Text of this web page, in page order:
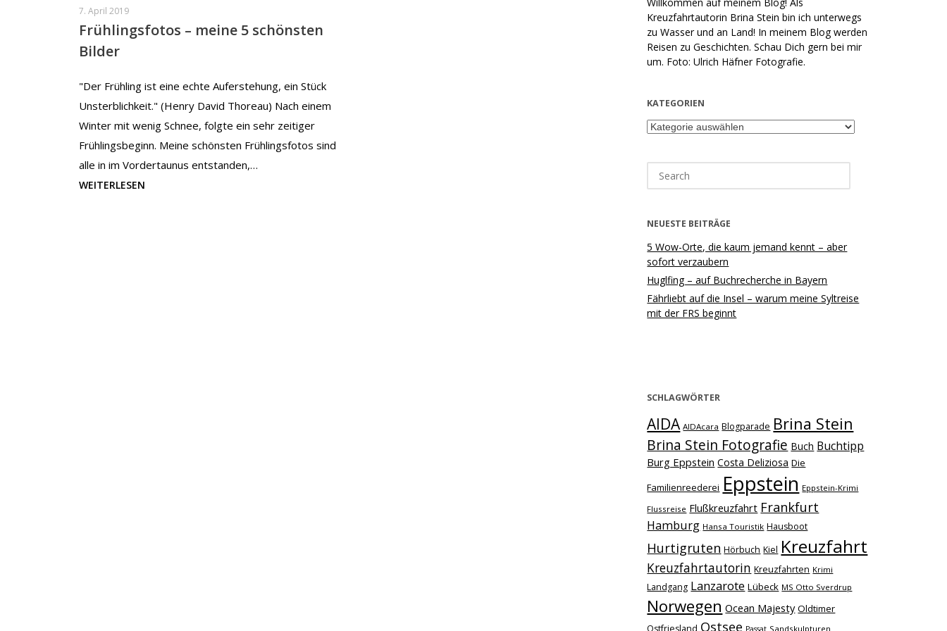
7. April 2019
Frühlingsfotos – meine 5 schönsten
Bilder
"Der Frühling ist eine echte Auferstehung, ein Stück
Unsterblichkeit." (Henry David Thoreau) Nach einem
Winter mit wenig Schnee, folgte ein sehr zeitiger
Frühlingsbeginn. Meine schönsten Frühlingsfotos sind
alle in im Vordertaunus entstanden,…
WEITERLESEN
Willkommen auf meinem Blog! Als
Kreuzfahrtautorin Brina Stein bin ich unterwegs
zu Wasser und an Land! In meinem Blog werden
Reisen zu Geschichten. Schau Dich gern bei mir
um. Foto: Ulrich Häfner Fotografie.
KATEGORIEN
Kategorien
for:
NEUESTE BEITRÄGE
5 Wow-Orte, die kaum jemand kennt – aber
sofort verzaubern
Huglfing – auf Buchrecherche in Bayern
Fährliebt auf die Insel – warum meine Syltreise
mit der FRS beginnt
SCHLAGWÖRTER
AIDA AIDAcara Blogparade Brina Stein
Brina Stein Fotografie Buch Buchtipp
Burg Eppstein Costa Deliziosa Die
Familienreederei Eppstein Eppstein-Krimi
Flussreise Flußkreuzfahrt Frankfurt
Hamburg Hansa Touristik Hausboot
Hurtigruten Hörbuch Kiel Kreuzfahrt
Kreuzfahrtautorin Kreuzfahrten Krimi
Landgang Lanzarote Lübeck MS Otto Sverdrup
Norwegen Ocean Majesty Oldtimer
Ostsee Passat Sandskulpturen